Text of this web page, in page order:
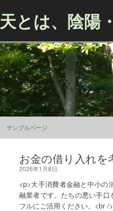
天とは、陰陽
サンプルページ
お金の借り入れを
2026年1月8日
<p>大手消費者金融と中小の
融業者です。たちの悪い手口
フルにご活用ください。<br /